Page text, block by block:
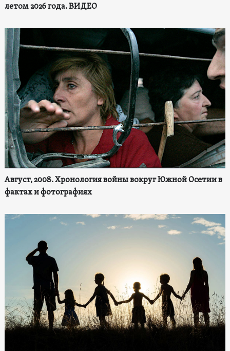
летом 2026 года. ВИДЕО
Август, 2008. Хронология войны вокруг Южной Осетии в
фактах и фотографиях